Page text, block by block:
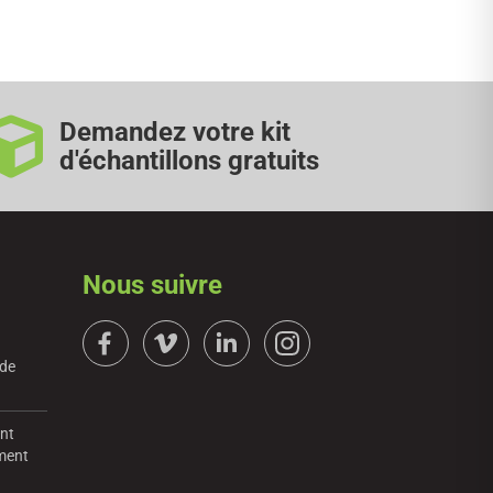
Demandez votre kit
d'échantillons gratuits
Nous suivre